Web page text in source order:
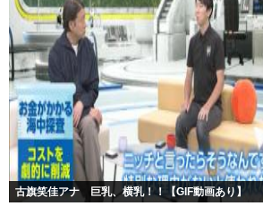
古旗笑佳アナ 巨乳、横乳！！【GIF動画あり】